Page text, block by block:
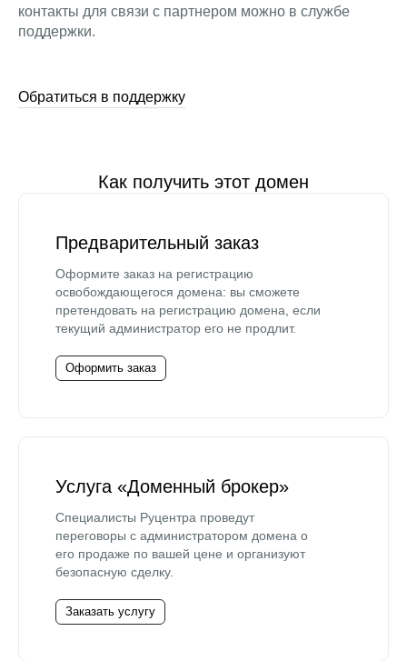
контакты для связи с партнером можно в службе
поддержки.
Обратиться в поддержку
Как получить этот домен
Предварительный заказ
Оформите заказ на регистрацию
освобождающегося домена: вы сможете
претендовать на регистрацию домена, если
текущий администратор его не продлит.
Оформить заказ
Услуга «Доменный брокер»
Специалисты Руцентра проведут
переговоры с администратором домена о
его продаже по вашей цене и организуют
безопасную сделку.
Заказать услугу